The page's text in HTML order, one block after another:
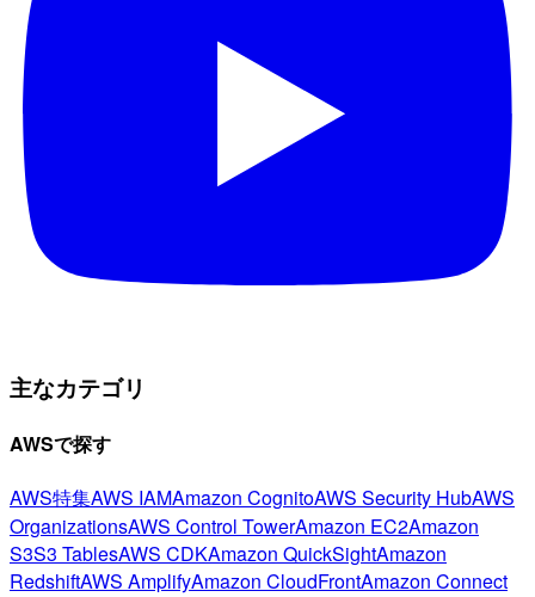
主なカテゴリ
AWSで探す
AWS特集AWS IAMAmazon CognitoAWS Security HubAWS
OrganizationsAWS Control TowerAmazon EC2Amazon
S3S3 TablesAWS CDKAmazon QuickSightAmazon
RedshiftAWS AmplifyAmazon CloudFrontAmazon Connect